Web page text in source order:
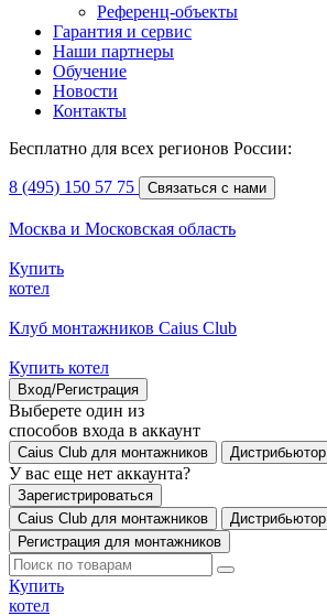
Референц-объекты
Гарантия и сервис
Наши партнеры
Обучение
Новости
Контакты
Бесплатно для всех регионов России:
8 (495) 150 57 75 Связаться с нами
Москва и Московская область
Купить
котел
Клуб монтажников Caius Club
Купить котел
Вход/Регистрация
Выберете один из
способов входа в аккаунт
Caius Club для монтажников Дистрибьютор
У вас еще нет аккаунта?
Зарегистрироваться
Caius Club для монтажников
Дистрибьютор
Регистрация для монтажников
Купить
котел